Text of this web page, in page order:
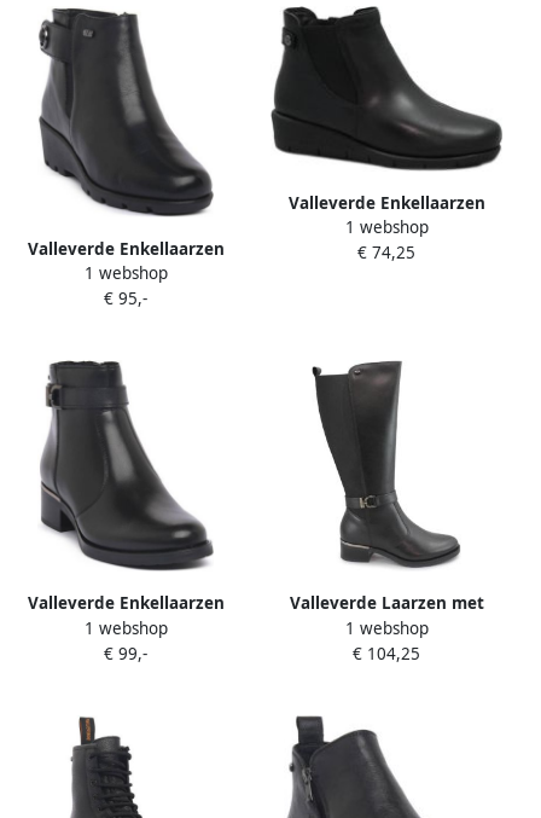
Valleverde Enkellaarzen
VS10413W
1 webshop
€ 95,-
Valleverde Enkellaarzen
VAL-I25-VS10210-NE
1 webshop
€ 74,25
Valleverde Enkellaarzen
NERO
1 webshop
€ 99,-
Valleverde Laarzen met
hakken VAL-I25-47535-NE
1 webshop
€ 104,25